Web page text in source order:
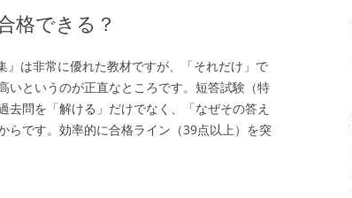
格できる？
は非常に優れた教材ですが、「それだけ」で
いというのが正直なところです。短答試験（特
問を「解ける」だけでなく、「なぜその答え
らです。効率的に合格ライン（39点以上）を突